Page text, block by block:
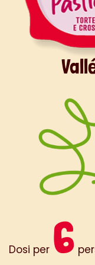
Dosi per 6